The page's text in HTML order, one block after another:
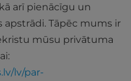
arī pienācīgu un
Tāpēc mums ir
mūsu privātuma
lv/par-